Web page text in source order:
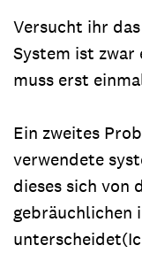
Versucht ihr
System ist zwar
muss erst
Ein zweites
verwendete
dieses sich von
gebräuchlichen